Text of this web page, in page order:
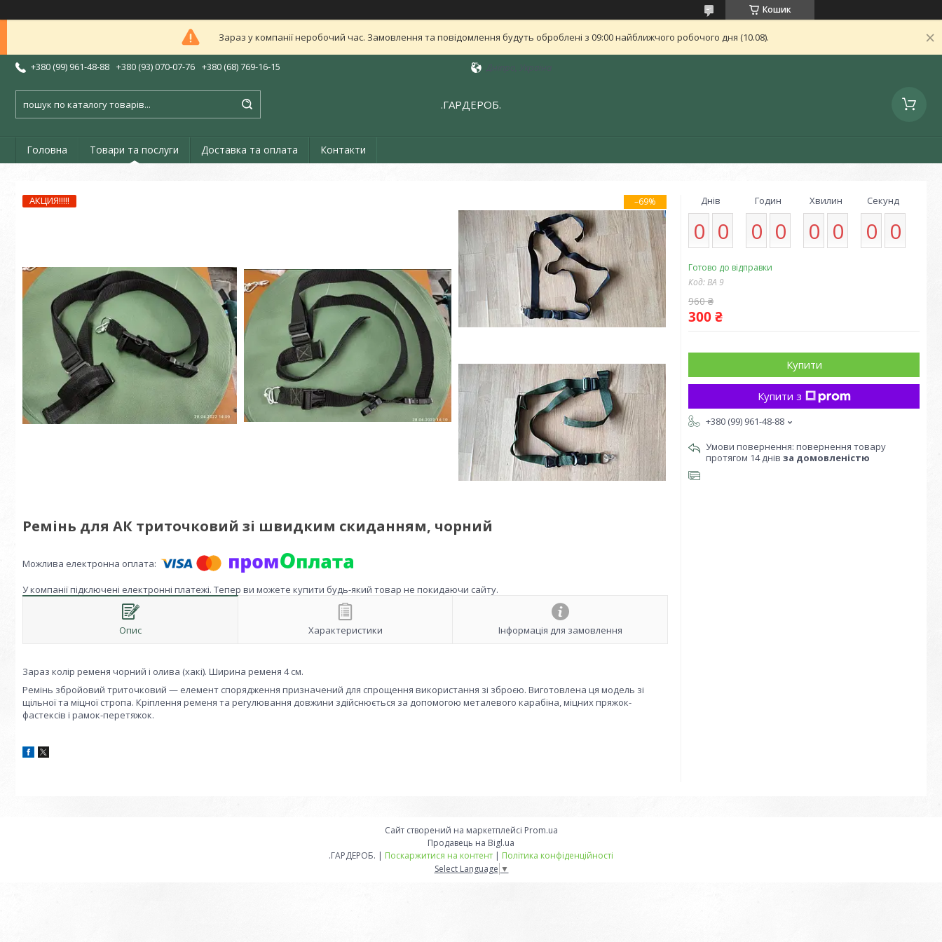
Кошик
Зараз у компанії неробочий час. Замовлення та повідомлення будуть оброблені з 09:00 найближчого робочого дня (10.08).
+380 (99) 961-48-88 +380 (93) 070-07-76 +380 (68) 769-16-15
.ГАРДЕРОБ.
Головна Товари та послуги Доставка та оплата Контакти
АКЦИЯ!!!!! –69%
Ремінь для АК триточковий зі швидким скиданням, чорний
У компанії підключені електронні платежі. Тепер ви можете купити будь-який товар не покидаючи сайту.
Опис Характеристики Інформація для замовлення
Зараз колір ременя чорний і олива (хакі). Ширина ременя 4 см.
Ремінь збройовий триточковий — елемент спорядження призначений для спрощення використання зі зброєю. Виготовлена ця модель зі
щільної та міцної стропа. Кріплення ременя та регулювання довжини здійснюється за допомогою металевого карабіна, міцних пряжок-
фастексів і рамок-перетяжок.
Днів
0 0
Годин
0 0
Хвилин
0 0
Секунд
0 0
Готово до відправки
Код:ВА 9
960 ₴
300 ₴
Купити
Купити з
+380 (99) 961-48-88
повернення товару
протягом 14 днів за домовленістю
Сайт створений на маркетплейсі Prom.ua
Продавець на Bigl.ua
.ГАРДЕРОБ. | Поскаржитися на контент | Політика конфіденційності
Select Language ▼